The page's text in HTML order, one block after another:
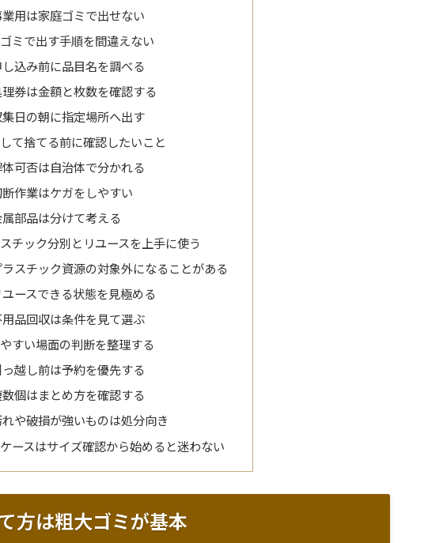
用は家庭ゴミで出せない
ミで出す手順を間違えない
し込み前に品目名を調べる
券は金額と枚数を確認する
集日の朝に指定場所へ出す
て捨てる前に確認したいこと
可否は自治体で分かれる
作業はケガをしやすい
部品は分けて考える
チック分別とリユースを上手に使う
ラスチック資源の対象外になることがある
ユースできる状態を見極める
用品回収は条件を見て選ぶ
すい場面の判断を整理する
っ越し前は予約を優先する
個はまとめ方を確認する
や破損が強いものは処分向き
ースはサイズ確認から始めると迷わない
方は粗大ゴミが基本